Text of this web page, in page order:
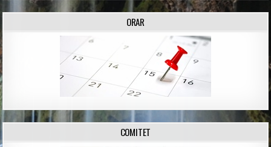
ORAR
COMITET